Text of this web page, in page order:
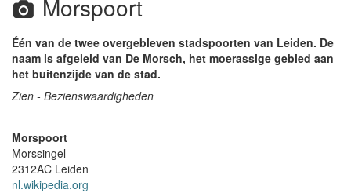
Morspoort
Één van de twee overgebleven stadspoorten van Leiden. De
naam is afgeleid van De Morsch, het moerassige gebied aan
het buitenzijde van de stad.
Zien - Bezienswaardigheden
Morspoort
Morssingel
2312AC Leiden
nl.wikipedia.org